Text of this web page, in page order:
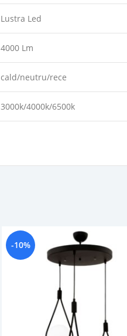
Lustra Led
4000 Lm
cald/neutru/rece
3000k/4000k/6500k
-10%